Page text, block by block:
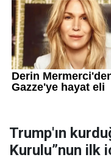
Trump'ın
Kurulu”nun ilk